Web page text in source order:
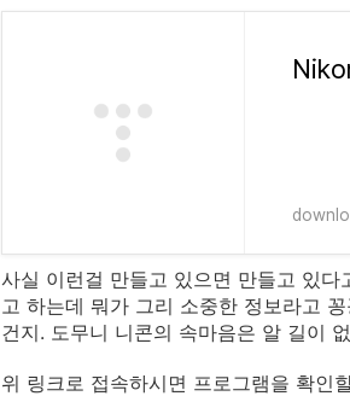
사실 이런걸 만들고 있으면 만들고 있
고 하는데 뭐가 그리 소중한 정보라고
건지. 도무니 니콘의 속마음은 알 길이
위 링크로 접속하시면 프로그램을 확인